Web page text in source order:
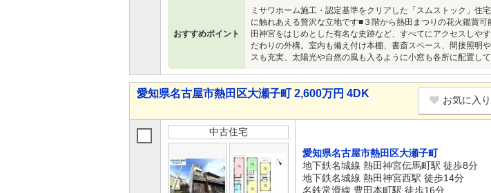
おすすめポイント
ミサワホーム施工・認定基準をクリアした「スムストック」住
に触れあえる贅沢な立地です■３階から熱田まつりの花火鑑賞
田神宮をはじめとした有名な史跡など、すべてにアクセスしや
だわりの外構。室内も備え付け本棚、書斎スペース、間接照明
スも充実、太陽光や自然の風も入るように小窓も各所に配置し
愛知県名古屋市熱田区大瀬子町 2,600万円 4DK
お気に入
中古住宅
愛知県名古屋市熱田区大瀬子町
地下鉄名城線 熱田神宮伝馬町駅 徒歩8分
地下鉄名城線 熱田神宮西駅 徒歩14分
名鉄常滑線 豊田本町駅 徒歩16分